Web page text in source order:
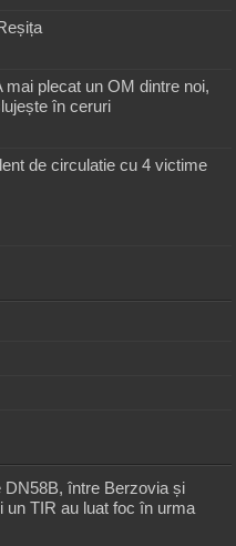
mai plecat un OM dintre noi,
în ceruri
de circulatie cu 4 victime
DN58B, între Berzovia și
un TIR au luat foc în urma